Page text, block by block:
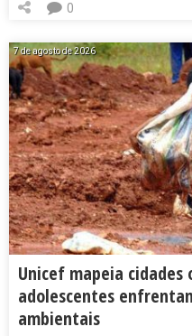
0
7 de agosto de 2026
Unicef mapeia cidades
adolescentes
ambientais